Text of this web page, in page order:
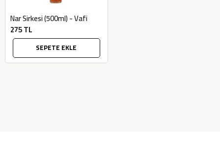
Nar Sirkesi (500ml) - Vafi
275 TL
SEPETE EKLE